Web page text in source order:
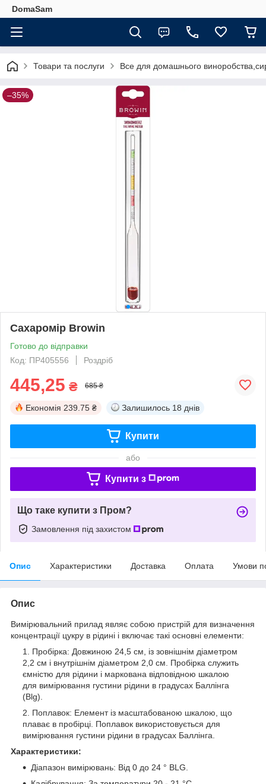
DomaSam
Товари та послуги Все для домашнього
–35%
Сахаромір Browin
Готово до відправки
Код: ПР405556
Роздріб
445,25 ₴ 685 ₴
Економія 239.75 ₴ Залишилось 18 днів
Купити
або
Купити з
Що таке купити з Пром?
Замовлення під захистом
Опис Характеристики Доставка Оплата Умови
Опис
Вимірювальний прилад являє собою пристрій для визначення
концентрації цукру в рідині і включає такі основні елементи:
Пробірка: Довжиною 24,5 см, із зовнішнім діаметром
2,2 см і внутрішнім діаметром 2,0 см. Пробірка служить
ємністю для рідини і маркована відповідною шкалою
для вимірювання густини рідини в градусах Баллінга
(Blg).
Поплавок: Елемент із масштабованою шкалою, що
плаває в пробірці. Поплавок використовується для
вимірювання густини рідини в градусах Баллінга.
Характеристики:
Діапазон вимірювань: Від 0 до 24 ° BLG.